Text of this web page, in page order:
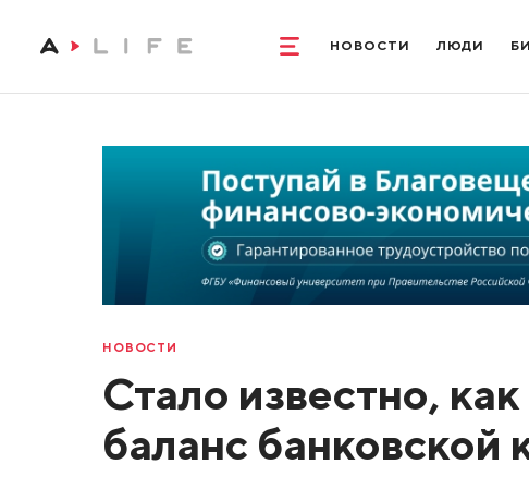
НОВОСТИ ЛЮДИ
НОВОСТИ
Стало известно,
баланс банковской